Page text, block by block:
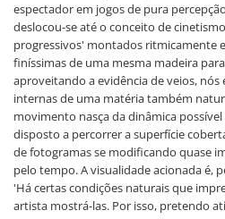
espectador em jogos de pura
deslocou-se até o conceito de
progressivos' montados ritmicamente
finíssimas de uma mesma madeira
aproveitando a evidência de veios,
internas de uma matéria também
movimento nasça da dinâmica
disposto a percorrer a superfície
de fotogramas se modificando quase
pelo tempo. A visualidade acionada é,
'Há certas condições naturais que
artista mostrá-las. Por isso, pretendo